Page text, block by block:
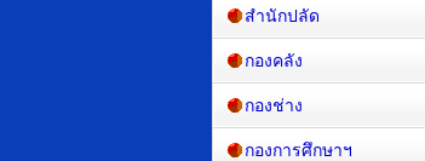
สำนักปลัด
กองคลัง
กองช่าง
กองการศึกษาฯ